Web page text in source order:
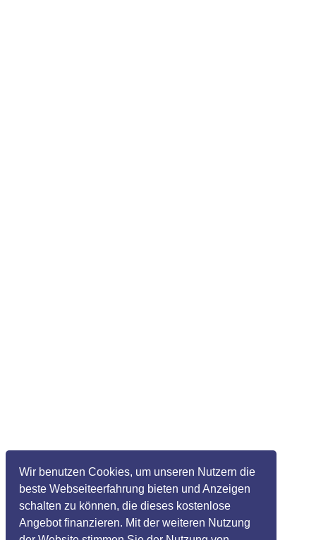
Wir benutzen Cookies, um unseren Nutzern die
beste Webseiteerfahrung bieten und Anzeigen
schalten zu können, die dieses kostenlose
Angebot finanzieren. Mit der weiteren Nutzung